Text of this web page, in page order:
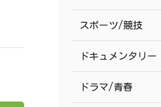
スポーツ/競技
ドキュメンタリー
ドラマ/青春